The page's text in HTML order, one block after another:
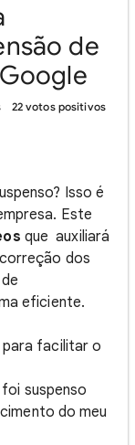
de
22 votos positivos
Isso é
Este
que auxiliará
dos
eficiente.
para facilitar o
suspenso
do meu